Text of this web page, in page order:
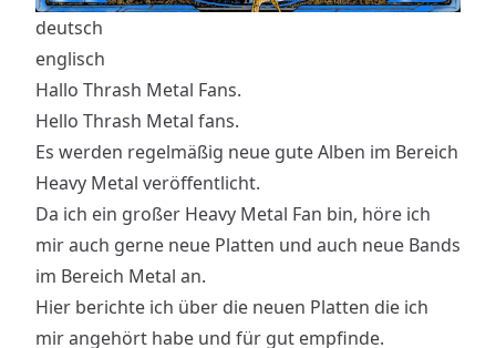
deutsch
englisch
Hallo Thrash Metal Fans.
Hello Thrash Metal fans.
Es werden regelmäßig neue gute Alben im Bereich
Heavy Metal veröffentlicht.
Da ich ein großer Heavy Metal Fan bin, höre ich
mir auch gerne neue Platten und auch neue Bands
im Bereich Metal an.
Hier berichte ich über die neuen Platten die ich
mir angehört habe und für gut empfinde.